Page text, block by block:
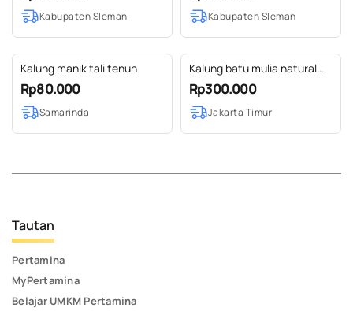
Kabupaten Sleman Kabupaten Sleman
Kalung manik tali tenun
Rp80.000
Samarinda
Kalung batu mulia natural
Ks01
Rp300.000
Jakarta Timur
Tautan
Pertamina
MyPertamina
Belajar UMKM Pertamina